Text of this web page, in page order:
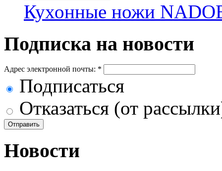
Кухонные ножи
Подписка на новости
Адрес электронной почты: *
Подписаться
Отказаться (от
Новости